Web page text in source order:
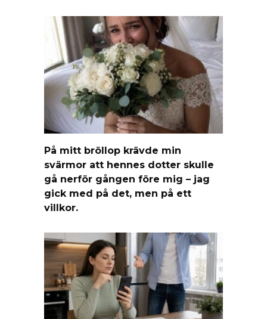
På mitt bröllop krävde min
svärmor att hennes dotter skulle
gå nerför gången före mig – jag
gick med på det, men på ett
villkor.